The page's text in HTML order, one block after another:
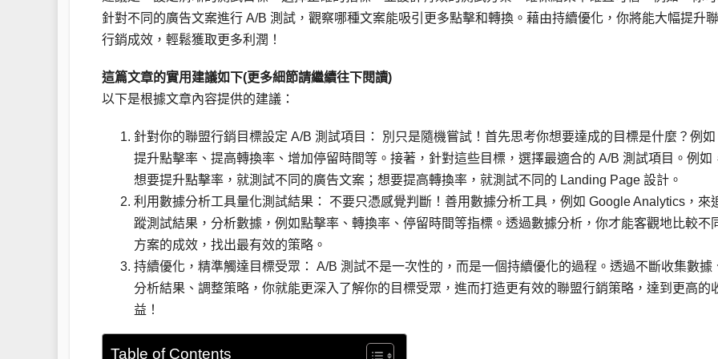
針對不同的廣告文案進行 A/B 測試，觀察哪種文案能吸引更多點擊和轉換。藉由持續優化，你將能大幅提升
行銷成效，輕鬆獲取更多利潤！
這篇文章的實用建議如下(更多細節請繼續往下閱讀)
以下是根據文章內容提供的建議：
針對你的聯盟行銷目標設定 A/B 測試項目： 別只是隨機嘗試！首先思考你想要達成的目標是什麼？例如
提升點擊率、提高轉換率、增加停留時間等。接著，針對這些目標，選擇最適合的 A/B 測試項目。例如
想要提升點擊率，就測試不同的廣告文案；想要提高轉換率，就測試不同的 Landing Page 設計。
利用數據分析工具量化測試結果： 不要只憑感覺判斷！善用數據分析工具，例如 Google Analytics，來
蹤測試結果，分析數據，例如點擊率、轉換率、停留時間等指標。透過數據分析，你才能客觀地比較不
方案的成效，找出最有效的策略。
持續優化，精準觸達目標受眾： A/B 測試不是一次性的，而是一個持續優化的過程。透過不斷收集數據
分析結果、調整策略，你就能更深入了解你的目標受眾，進而打造更有效的聯盟行銷策略，達到更高的
益！
Table of Contents